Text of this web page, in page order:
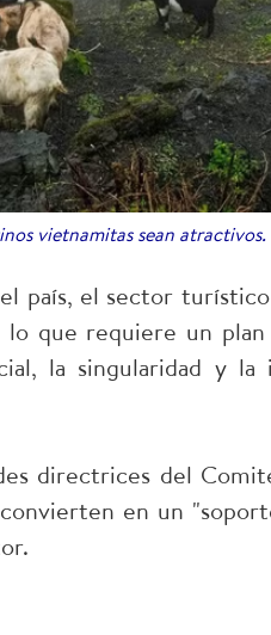
vietnamitas sean
país, el sector
lo que requiere un
la singularidad y la
directrices del
en un